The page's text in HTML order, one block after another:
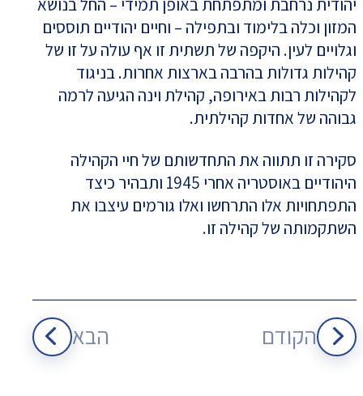
המזון וכלה בלימוד ובתפילה – וחיים יהודיים תוססים
וגלויים לעין. היקפה של תשתית זו אף עולה על זו של
קהילות גדולות בהרבה בארצות אחרות. בניגוד
לקהילות רבות באירופה, קהילת וינה הגיעה לרמה
גבוהה של אחדות קהילתית.
סקירה זו תתווה את התחדשותם של חיי הקהילה
היהודיים באוסטריה אחרי 1945 ותבהיר כיצד
התפתחויות אלו התרחשו ואלו גורמים עיצבו את
השתקמותה של קהילה זו.
הקודם הבא